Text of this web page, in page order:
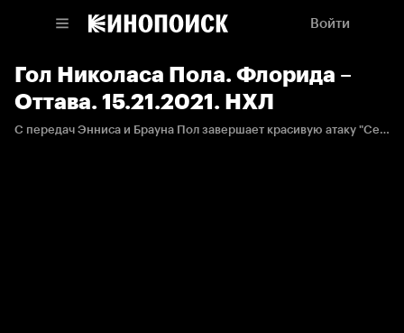
Войти
Гол Николаса Пола. Флорида –
Оттава. 15.21.2021. НХЛ
С передач Энниса и Брауна Пол завершает красивую атаку "Сенаторз".